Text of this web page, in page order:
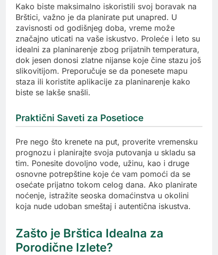
Kako biste maksimalno iskoristili svoj boravak na
Brštici, važno je da planirate put unapred. U
zavisnosti od godišnjeg doba, vreme može
značajno uticati na vaše iskustvo. Proleće i leto su
idealni za planinarenje zbog prijatnih temperatura,
dok jesen donosi zlatne nijanse koje čine stazu još
slikovitijom. Preporučuje se da ponesete mapu
staza ili koristite aplikacije za planinarenje kako
biste se lakše snašli.
Praktični Saveti za Posetioce
Pre nego što krenete na put, proverite vremensku
prognozu i planirajte svoja putovanja u skladu sa
tim. Ponesite dovoljno vode, užinu, kao i druge
osnovne potrepštine koje će vam pomoći da se
osećate prijatno tokom celog dana. Ako planirate
noćenje, istražite seoska domaćinstva u okolini
koja nude udoban smeštaj i autentična iskustva.
Zašto je Brštica Idealna za
Porodične Izlete?